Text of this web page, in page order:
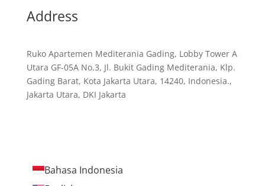
Address
Ruko Apartemen Mediterania Gading, Lobby Tower A
Utara GF-05A No.3, Jl. Bukit Gading Mediterania, Klp.
Gading Barat, Kota Jakarta Utara, 14240, Indonesia.,
Jakarta Utara, DKI Jakarta
Bahasa Indonesia